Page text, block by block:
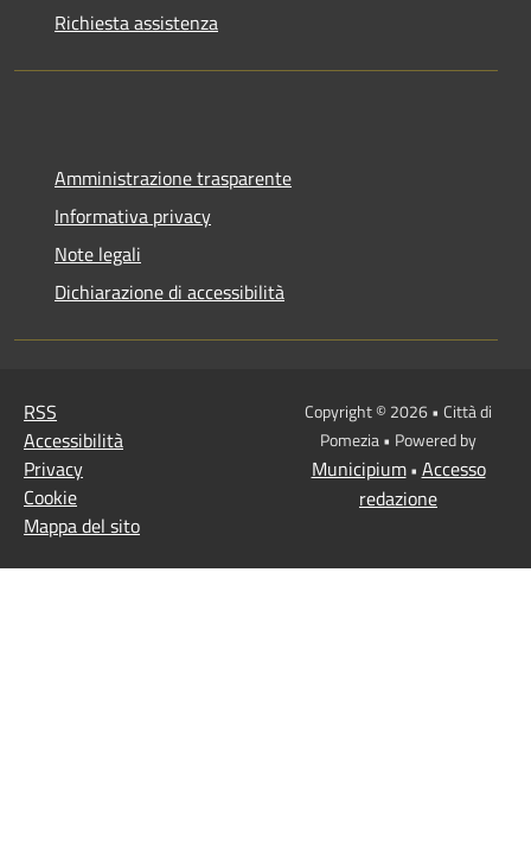
Richiesta assistenza
Amministrazione trasparente
Informativa privacy
Note legali
Dichiarazione di accessibilità
RSS
Accessibilità
Privacy
Cookie
Mappa del sito
Copyright © 2026 • Città di
Pomezia • Powered by
Municipium• Accesso
redazione